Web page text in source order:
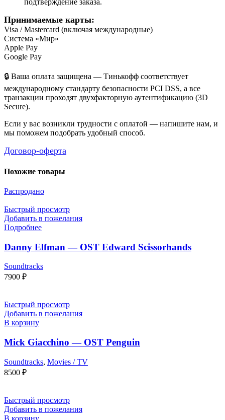
подтверждение заказа.
Принимаемые карты:
Visa / Mastercard (включая международные)
Система «Мир»
Apple Pay
Google Pay
🔒 Ваша оплата защищена — Тинькофф соответствует
международному стандарту безопасности PCI DSS, а все
транзакции проходят двухфакторную аутентификацию (3D
Secure).
Если у вас возникли трудности с оплатой — напишите нам, и
мы поможем подобрать удобный способ.
Договор-оферта
Похожие товары
Распродано
Быстрый просмотр
Добавить в пожелания
Подробнее
Danny Elfman — OST Edward Scissorhands
Soundtracks
7900 ₽
Быстрый просмотр
Добавить в пожелания
В корзину
Mick Giacchino — OST Penguin
Soundtracks, Movies / TV
8500 ₽
Быстрый просмотр
Добавить в пожелания
В корзину